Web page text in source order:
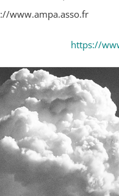
www.ampa.asso.fr
https://